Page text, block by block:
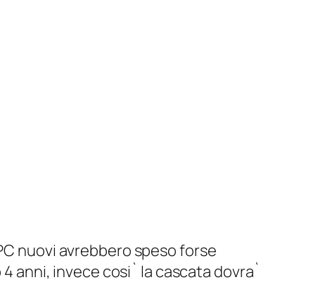
nuovi avrebbero speso forse
anni, invece cosi` la cascata dovra`